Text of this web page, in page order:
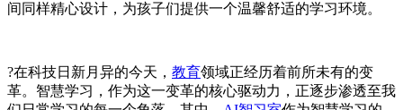
间同样精心设计，为孩子们提供一个温馨舒适的学习环境。
?在科技日新月异的今天， 教育领域正经历着前所未有的变
革。智慧学习，作为这一变革的核心驱动力，正逐步渗透至我